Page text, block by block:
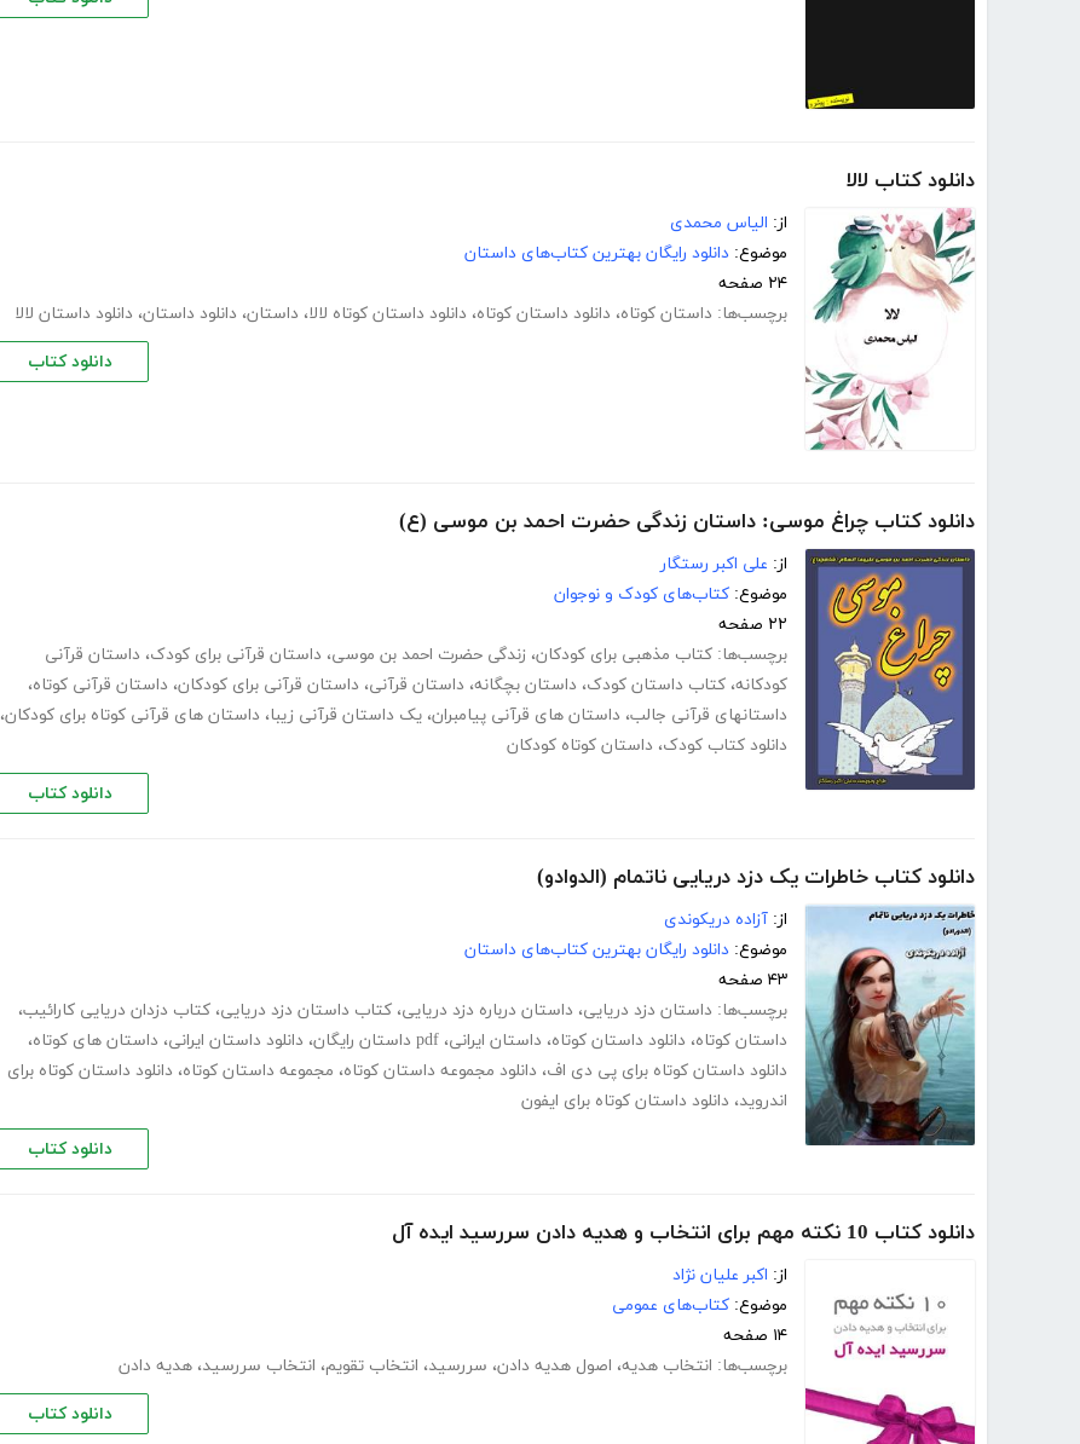
دانلود کتاب لالا
از: الیاس محمدی
موضوع: دانلود رایگان بهترین کتاب‌های داستان
۲۴ صفحه
برچسب‌ها: داستان کوتاه، دانلود داستان کوتاه، دانلود داستان کوتاه لالا، داستان، دانلود داستان، دانلود داستان لالا
دانلود کتاب
دانلود کتاب چراغ موسی: داستان زندگی حضرت احمد بن موسی (ع)
از: علی اکبر رستگار
موضوع: کتاب‌های کودک و نوجوان
۲۲ صفحه
برچسب‌ها: کتاب مذهبی برای کودکان، زندگی حضرت احمد بن موسی، داستان قرآنی برای کودک، داستان قرآنی
کودکانه، کتاب داستان کودک، داستان بچگانه، داستان قرآنی، داستان قرآنی برای کودکان، داستان قرآنی کوتاه،
داستانهای قرآنی جالب، داستان های قرآنی پیامبران، یک داستان قرآنی زیبا، داستان های قرآنی کوتاه برای کودکان،
دانلود کتاب کودک، داستان کوتاه کودکان
دانلود کتاب
دانلود کتاب خاطرات یک دزد دریایی ناتمام (الدوادو)
از: آزاده دریکوندی
موضوع: دانلود رایگان بهترین کتاب‌های داستان
۴۳ صفحه
برچسب‌ها: داستان دزد دریایی، داستان درباره دزد دریایی، کتاب داستان دزد دریایی، کتاب دزدان دریایی کارائیب،
داستان کوتاه، دانلود داستان کوتاه، داستان ایرانی، pdf داستان رایگان ، دانلود داستان ایرانی، داستان های کوتاه،
دانلود داستان کوتاه برای پی دی اف، دانلود مجموعه داستان کوتاه، مجموعه داستان کوتاه، دانلود داستان کوتاه برای
اندروید، دانلود داستان کوتاه برای ایفون
دانلود کتاب
دانلود کتاب 10 نکته مهم برای انتخاب و هدیه دادن سررسید ایده آل
از: اکبر علیان نژاد
موضوع: کتاب‌های عمومی
۱۴ صفحه
برچسب‌ها: انتخاب هدیه، اصول هدیه دادن، سررسید، انتخاب تقویم، انتخاب سررسید، هدیه دادن
دانلود کتاب